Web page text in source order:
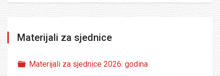
Materijali za sjednice
Folder
Materijali za sjednice 2026. godina